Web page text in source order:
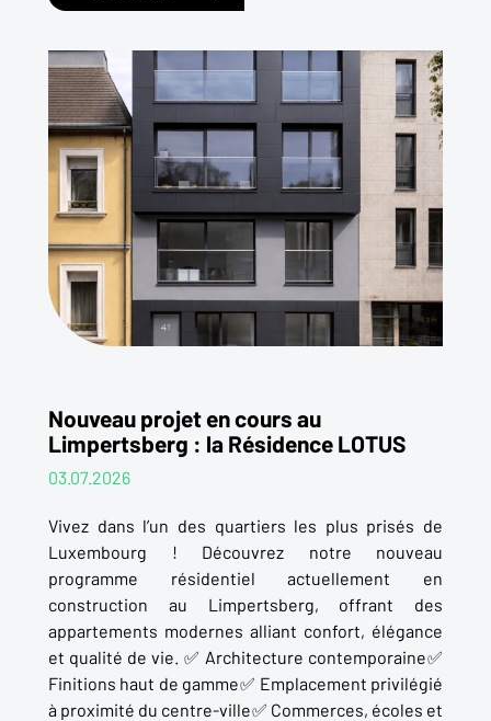
Nouveau projet en cours au
Limpertsberg : la Résidence LOTUS
03.07.2026
Vivez dans l’un des quartiers les plus prisés de
Luxembourg ! Découvrez notre nouveau
programme résidentiel actuellement en
construction au Limpertsberg, offrant des
appartements modernes alliant confort, élégance
et qualité de vie. ✅ Architecture contemporaine✅
Finitions haut de gamme✅ Emplacement privilégié
à proximité du centre-ville✅ Commerces, écoles et